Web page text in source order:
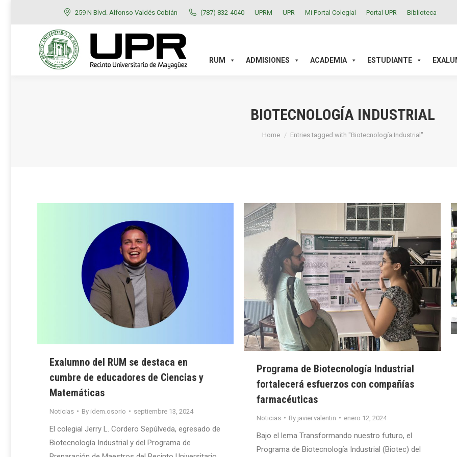
259 N Blvd. Alfonso Valdés Cobián (787) 832-4040 UPRM UPR Mi Portal Colegial Portal UPR Biblioteca
RUM ADMISIONES ACADEMIA ESTUDIANTE
BIOTECNOLOGÍA INDUSTRIAL
You are here:
Home Entries tagged with "Biotecnología Industrial"
Exalumno del RUM se destaca en
cumbre de educadores de Ciencias y
Matemáticas
Noticias By idem.osorio septiembre 13, 2024
El colegial Jerry L. Cordero Sepúlveda, egresado de
Biotecnología Industrial y del Programa de
Programa de Biotecnología Industrial
fortalecerá esfuerzos con compañías
farmacéuticas
Noticias By javier.valentin enero 12, 2024
Bajo el lema Transformando nuestro futuro, el
Programa de Biotecnología Industrial (Biotec) del
RUM ADMISIONES